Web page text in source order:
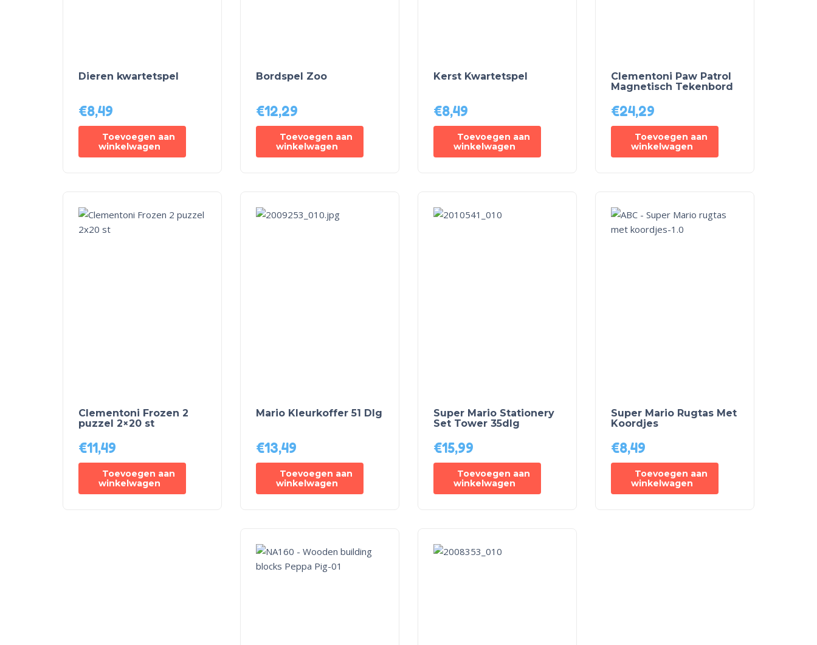
Dieren kwartetspel
€8,49
Toevoegen aan
winkelwagen
Bordspel Zoo
€12,29
Toevoegen aan
winkelwagen
Kerst Kwartetspel
€8,49
Toevoegen aan
winkelwagen
Clementoni Paw Patrol
Magnetisch Tekenbord
€24,29
Toevoegen aan
winkelwagen
Clementoni Frozen 2
puzzel 2×20 st
€11,49
Toevoegen aan
winkelwagen
Mario Kleurkoffer 51 Dlg
€13,49
Toevoegen aan
winkelwagen
Super Mario Stationery
Set Tower 35dlg
€15,99
Toevoegen aan
winkelwagen
Super Mario Rugtas Met
Koordjes
€8,49
Toevoegen aan
winkelwagen